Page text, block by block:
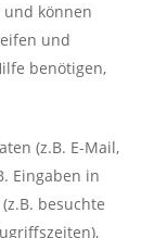
können
und
benötigen,
(z.B. E-Mail,
Eingaben in
besuchte